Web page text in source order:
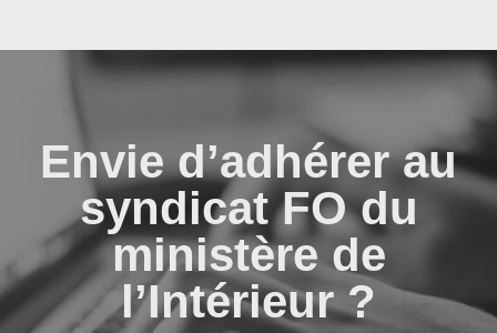
Envie d’adhérer au
syndicat FO du
ministère de
l’Intérieur ?